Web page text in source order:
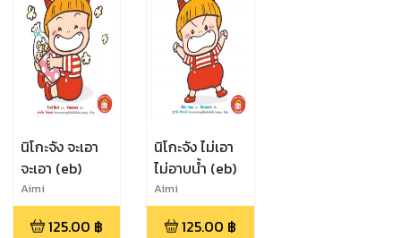
นิโกะจัง จะเอา
จะเอา (eb)
Aimi
Hara,Keropons
125.00 ฿
นิโกะจัง ไม่เอา
ไม่อาบนํ้า (eb)
Aimi
Hara,Keropons
125.00 ฿